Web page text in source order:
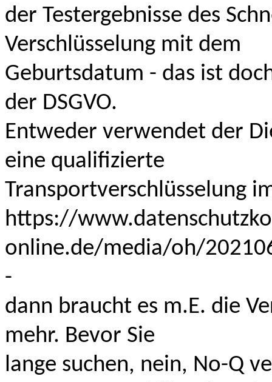
der Testergebnisse des
Verschlüsselung mit dem
Geburtsdatum - das ist
der DSGVO.
Entweder verwendet der
eine qualifizierte
Transportverschlüsselung
https://
online.de/media/oh/
-
dann braucht es m.E. die
mehr. Bevor Sie
lange suchen, nein, No-Q